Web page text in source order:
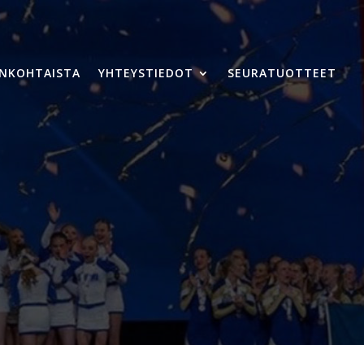
YHTEYSTIEDOT SEURATUOTTEET